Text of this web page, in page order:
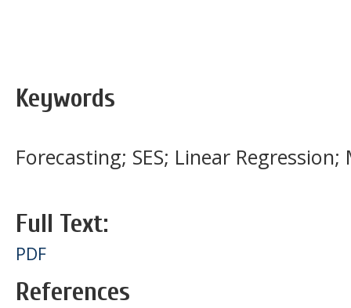
Keywords
Forecasting; SES; Linear Regression;
Full Text:
PDF
References